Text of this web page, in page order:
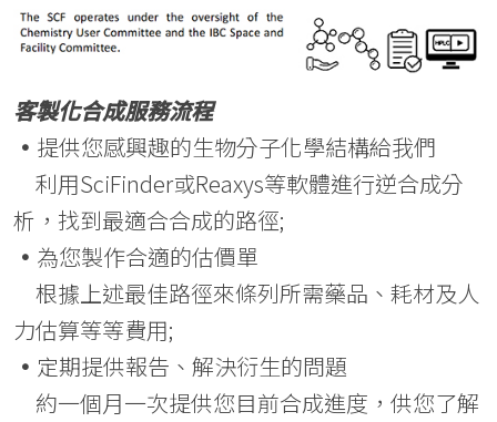
客製化合成服務流程
• 提供您感興趣的生物分子化學結構給我們
利用SciFinder或Reaxys等軟體進行逆合成分
析，找到最適合合成的路徑;
• 為您製作合適的估價單
根據上述最佳路徑來條列所需藥品、耗材及人
力估算等等費用;
• 定期提供報告、解決衍生的問題
約一個月一次提供您目前合成進度，供您了解